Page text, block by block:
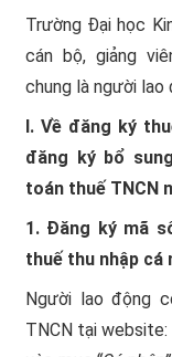
Trường Đại học
cán bộ, giảng
chung là người lao
I. Về đăng ký
đăng ký bổ
toán thuế TNCN
1. Đăng ký mã
thuế thu nhập cá
Người lao động
TNCN tại website: